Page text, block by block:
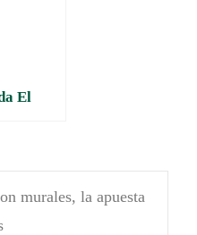
El
murales, la apuesta